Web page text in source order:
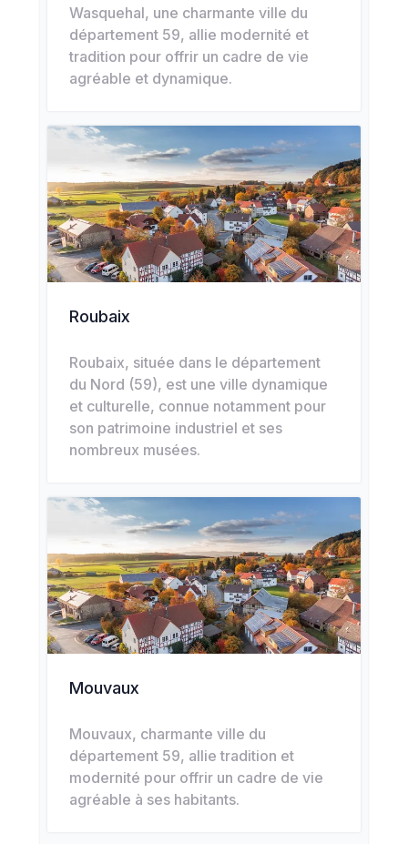
Wasquehal, une charmante ville du
département 59, allie modernité et
tradition pour offrir un cadre de vie
agréable et dynamique.
Roubaix
Roubaix, située dans le département
du Nord (59), est une ville dynamique
et culturelle, connue notamment pour
son patrimoine industriel et ses
nombreux musées.
Mouvaux
Mouvaux, charmante ville du
département 59, allie tradition et
modernité pour offrir un cadre de vie
agréable à ses habitants.